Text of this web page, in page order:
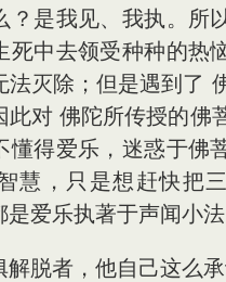
？是我见、我执。所
死中去领受种种的热
法灭除；但是遇到了
此对 佛陀所传授的佛
懂得爱乐，迷惑于佛
慧，只是想赶快把
爱乐执著于声闻小法
脱者，他自己这么